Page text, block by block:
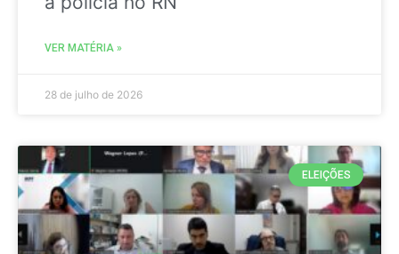
VER MATÉRIA »
28 de julho de 2026
ELEIÇÕES